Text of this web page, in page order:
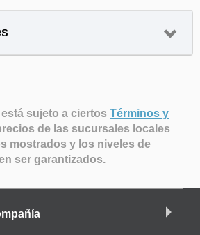
sujeto a ciertos Términos y
de las sucursales locales
mostrados y los niveles de
ser garantizados.